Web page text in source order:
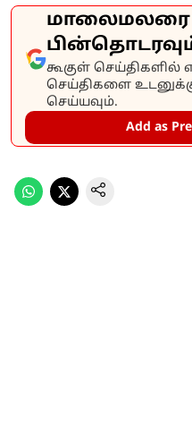
மாலைமலரை
கூகுள் செய்திகளில்
செய்திகளை
செய்யவும்.
Add as